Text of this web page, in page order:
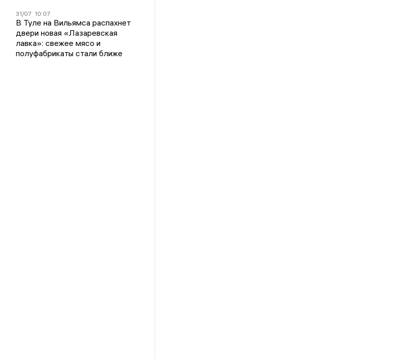
31/07 10:07
В Туле на Вильямса распахнет
двери новая «Лазаревская
лавка»: свежее мясо и
полуфабрикаты стали ближе